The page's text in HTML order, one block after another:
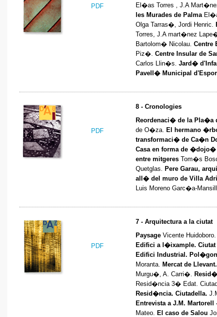
PDF
El�as Torres , J.A
les Murades de Palma
Olga Tarras�, Jordi Henric.
Torres, J.A mart�nez
Bartolom� Nicolau. Centre
Piz�. Centre Insular de
Carlos Llin�s. Jard�
Pavell� Municipal
PDF
8 - Cronologies
Reordenaci� de la Pla�a
de O�za. El hermano
transformaci� de Ca�n
Casa en forma de �dojo�
entre mitgeres Tom�s
Quetglas. Pere Garau,
all� del muro de Villa
Luis Moreno Garc�a-
PDF
7 - Arquitectura a la ciutat
Paysage Vicente
Edifici a l�ixample.
Edifici Industrial.
Moranta. Mercat de
Murgu�, A. Carri�.
Resid�ncia 3� Edat.
Resid�ncia. Ciutadella.
Entrevista a J.M. Martorell
Mateo. El caso de Salou